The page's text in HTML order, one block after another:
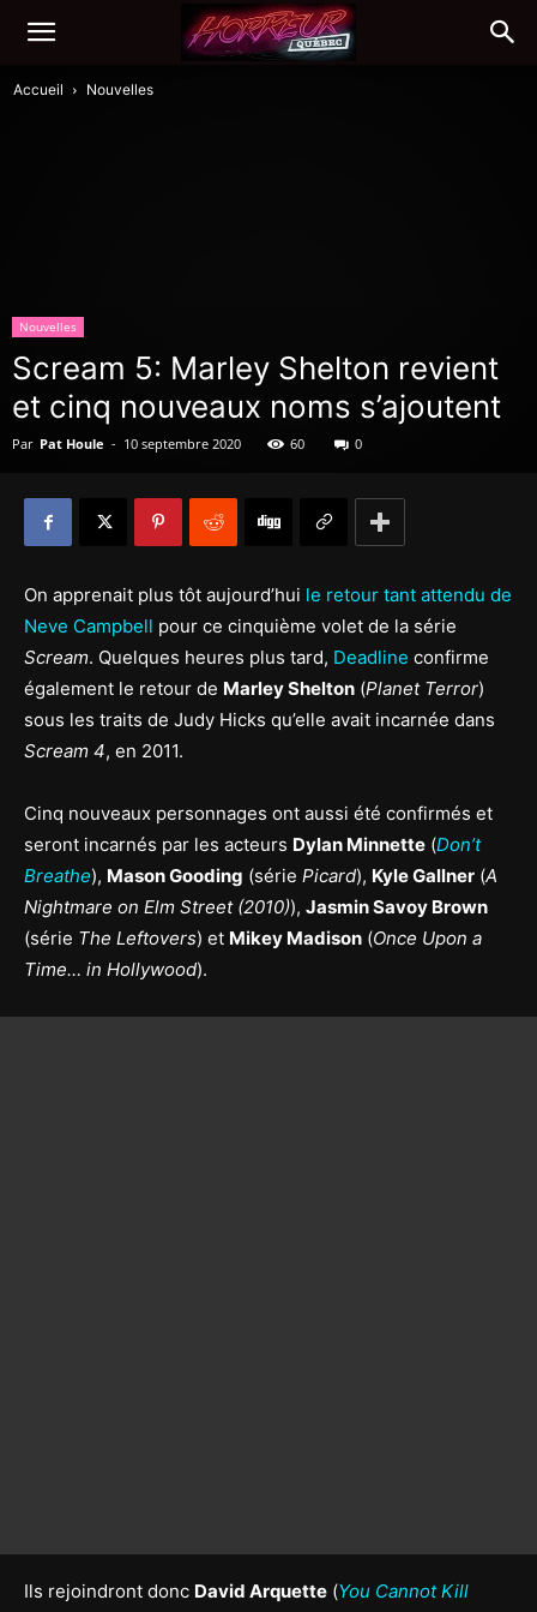
Accueil Nouvelles
Nouvelles
Scream 5: Marley Shelton revient
et cinq nouveaux noms s’ajoutent
Par Pat Houle - 10 septembre 2020 60 0
On apprenait plus tôt aujourd’hui le retour tant attendu de
Neve Campbell pour ce cinquième volet de la série
Scream. Quelques heures plus tard, Deadline confirme
également le retour de Marley Shelton (Planet Terror)
sous les traits de Judy Hicks qu’elle avait incarnée dans
Scream 4, en 2011.
Cinq nouveaux personnages ont aussi été confirmés et
seront incarnés par les acteurs Dylan Minnette (Don’t
Breathe), Mason Gooding (série Picard), Kyle Gallner (A
Nightmare on Elm Street (2010)), Jasmin Savoy Brown
(série The Leftovers) et Mikey Madison (Once Upon a
Time… in Hollywood).
Ils rejoindront donc David Arquette (You Cannot Kill